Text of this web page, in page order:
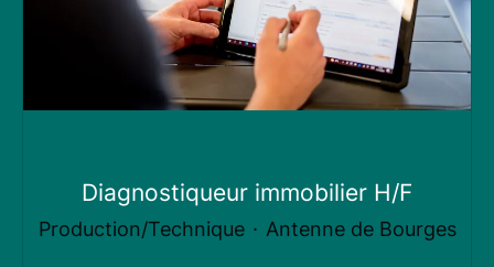
Diagnostiqueur immobilier H/F
Production/Technique · Antenne de Bourges